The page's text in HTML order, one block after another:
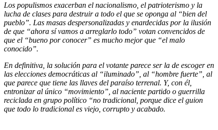
Los populismos exacerban el nacionalismo, el patrioterismo y la
lucha de clases para destruir a todo el que se oponga al “bien del
pueblo”. Las masas despersonalizadas y enardecidas por la ilusión
de que “ahora sí vamos a arreglarlo todo” votan convencidos de
que el “bueno por conocer” es mucho mejor que “el malo
conocido”.
En definitiva, la solución para el votante parece ser la de escoger en
las elecciones democráticas al “iluminado”, al “hombre fuerte”, al
que parece que tiene las llaves del paraíso terrenal. Y, con él,
entronizar al único “movimiento”, al naciente partido o guerrilla
reciclada en grupo político “no tradicional, porque dice el guion
que todo lo tradicional es viejo, corrupto y acabado.